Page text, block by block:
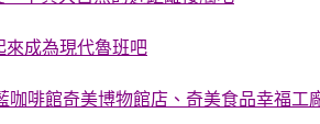
成為現代魯班吧
啡館奇美博物館店、奇美食品幸福工